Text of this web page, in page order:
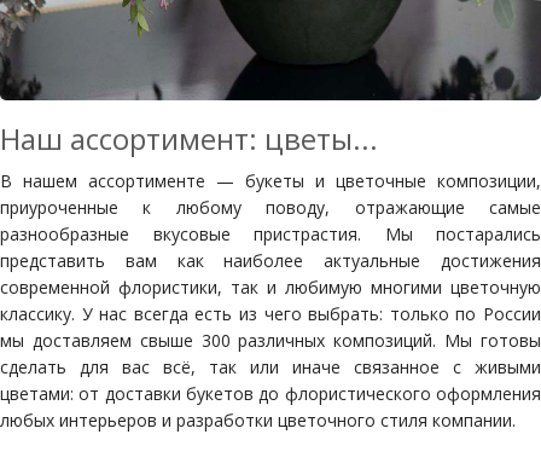
Наш ассортимент: цветы...
В нашем ассортименте — букеты и цветочные композиции,
приуроченные к любому поводу, отражающие самые
разнообразные вкусовые пристрастия. Мы постарались
представить вам как наиболее актуальные достижения
современной флористики, так и любимую многими цветочную
классику. У нас всегда есть из чего выбрать: только по России
мы доставляем свыше 300 различных композиций. Мы готовы
сделать для вас всё, так или иначе связанное с живыми
цветами: от доставки букетов до флористического оформления
любых интерьеров и разработки цветочного стиля компании.